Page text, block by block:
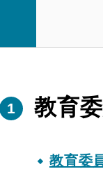
教育
教育委